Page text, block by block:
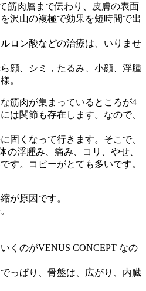
筋肉層まで伝わり、皮膚の表面
沢山の複極で効果を短時間で出
ロン酸などの治療は、いりませ
顔、シミ，たるみ、小顔、浮腫
。
筋肉が集まっているところが4
は関節も存在します。なので、
固くなって行きます。そこで、
の浮腫み、痛み、コリ、やせ、
す。コピーがとても多いです。
が原因です。
くのがVENUS CONCEPT なの
っぱり、骨盤は、広がり、内臓